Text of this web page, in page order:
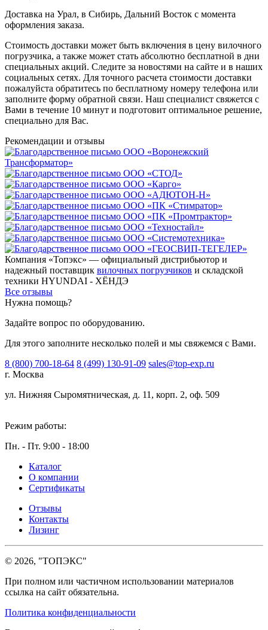
Доставка на Урал, в Сибирь, Дальний Восток с момента
оформления заказа.
Стоимость доставки может быть включения в цену вилочного
погрузчика, а также может стать абсолютно бесплатной в дни
специальных акций. Следите за новостями на сайте и в наших
социальных сетях. Для точного расчета стоимости доставки
пожалуйста обратитесь по бесплатному номеру телефона или
заполните форму обратной связи. Наш специалист свяжется с
Вами в течение 10 минут и подготовит оптимальное решение,
специально для Вас.
Рекомендации и отзывы
Компания «Топэкс» — официальный дистрибьютор и
надежный поставщик вилочных погрузчиков и складской
техники HYUNDAI - ХЁНДЭ
Все отзывы
Нужна помощь?
Задайте вопрос по оборудованию.
Для этого заполните несколько полей и мы свяжемся с Вами.
8 (800) 700-18-64 8 (499) 130-91-09 sales@top-exp.ru
г. Москва
ул. Нижняя Сыромятническая, д. 11, корп. 2, оф. 509
Режим работы:
Пн. - Пт. 9:00 - 18:00
Каталог
О компании
Сертификаты
Отзывы
Контакты
Лизинг
© 2026, "ТОПЭКС"
При полном или частичном использовании материалов
ссылка на сайт обязательна.
Политика конфиденциальности